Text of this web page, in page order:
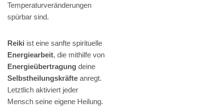
Temperaturveränderungen
spürbar sind.
Reiki ist eine sanfte spirituelle
Energiearbeit, die mithilfe von
Energieübertragung deine
Selbstheilungskräfte anregt.
Letztlich aktiviert jeder
Mensch seine eigene Heilung.